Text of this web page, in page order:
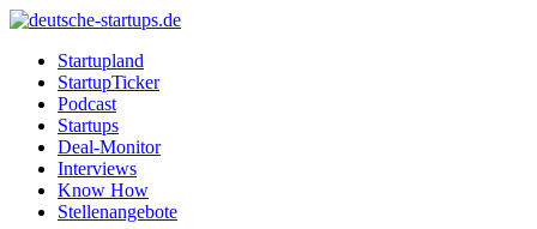
Startupland
StartupTicker
Podcast
Startups
Deal-Monitor
Interviews
Know How
Stellenangebote